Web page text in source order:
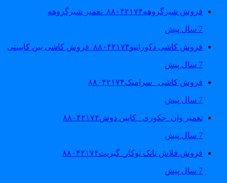
فروش شیرگروهه۸۸۰۴۲۱۷۴_تعمیر شیرگروهه
فروش کاشی دکوراتیو۸۸۰۴۲۱۷۴_فروش کاشی بین کابینتی
فروش کاشی _سرامیک۸۸۰۴۲۱۷۴
تعمیر وان_جکوزی_ کابین دوش۸۸۰۴۲۱۷۴
فروش فلاش تانک توکار_گبریت۸۸۰۴۲۱۷۴